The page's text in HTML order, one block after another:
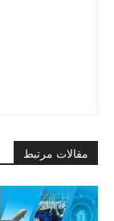
مقالات مرتبط